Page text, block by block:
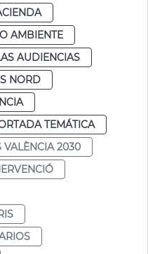
AMBIENTE
AUDIENCIAS
NORD
TEMÁTICA
VALÈNCIA 2030